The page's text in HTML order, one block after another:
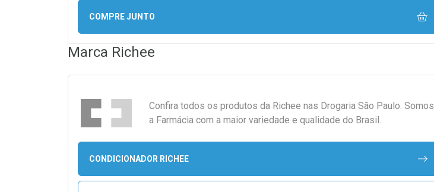
COMPRE JUNTO
Marca Richee
Confira todos os produtos da Richee nas Drogaria São Paulo. Somos
a Farmácia com a maior variedade e qualidade do Brasil.
CONDICIONADOR RICHEE